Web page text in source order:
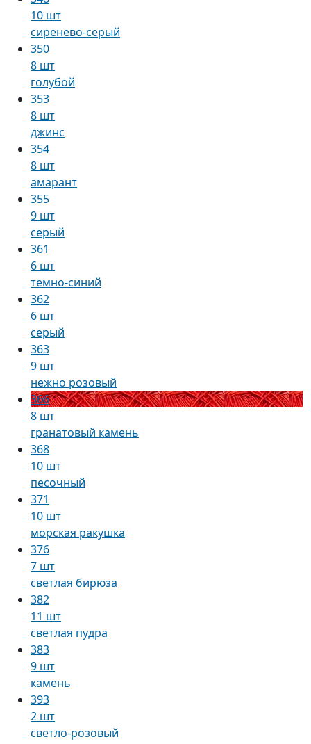
10 шт
сиренево-серый
350
8 шт
голубой
353
8 шт
джинс
354
8 шт
амарант
355
9 шт
серый
361
6 шт
темно-синий
362
6 шт
серый
363
9 шт
нежно розовый
366
8 шт
гранатовый камень
368
10 шт
песочный
371
10 шт
морская ракушка
376
7 шт
светлая бирюза
382
11 шт
светлая пудра
383
9 шт
камень
393
2 шт
светло-розовый